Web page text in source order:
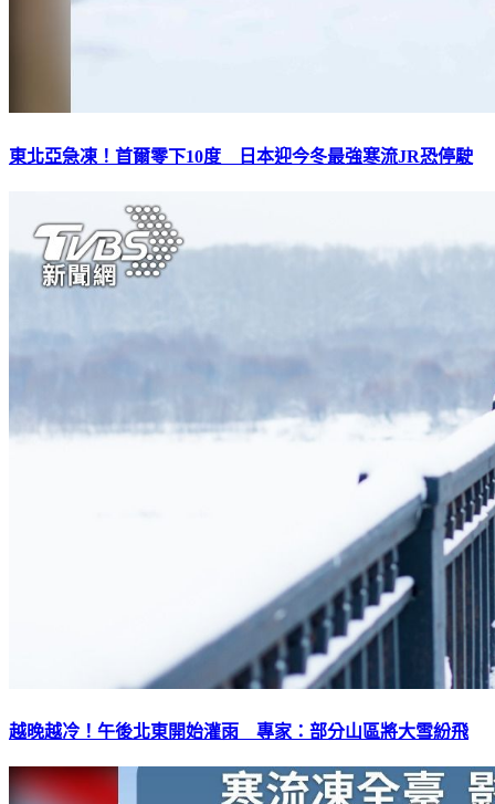
東北亞急凍！首爾零下10度 日本迎今冬最強寒流JR恐停駛
越晚越冷！午後北東開始灌雨 專家：部分山區將大雪紛飛